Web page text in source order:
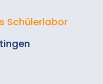
Schülerlabor